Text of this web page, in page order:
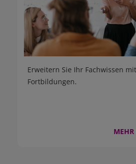
Erweitern Sie Ihr Fachwissen
Fortbildungen.
MEHR